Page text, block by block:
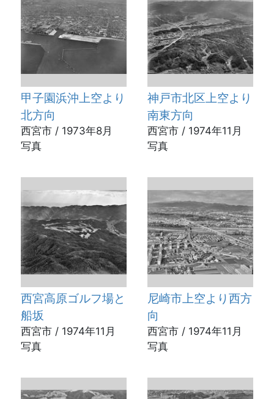
甲子園浜沖上空より
北方向
西宮市 / 1973年8月
写真
神戸市北区上空より
南東方向
西宮市 / 1974年11月
写真
西宮高原ゴルフ場と
船坂
西宮市 / 1974年11月
写真
尼崎市上空より西方
向
西宮市 / 1974年11月
写真